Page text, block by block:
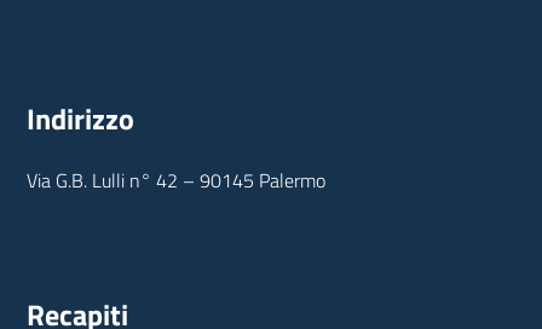
Indirizzo
Via G.B. Lulli n° 42 – 90145 Palermo
Recapiti